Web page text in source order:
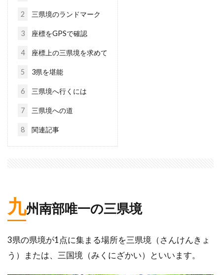
2 三県境のランドマーク
3 座標をGPSで確認
4 座標上の三県境を求めて
5 3県を堪能
6 三県境へ行くには
7 三県境への道
8 関連記事
九州南部唯一の三県境
3県の県境が1点に集まる場所を三県境（さんけんきょ
う）または、三国境（みくにざかい）といいます。